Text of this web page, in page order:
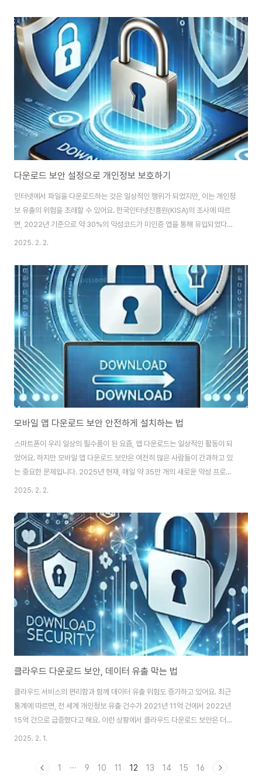
히 알아보려고 해요.회사 네트워크 보안의 중요성회사 네트워크에서의 안전한
다운로드는 단순히 개인의 문제가 아니라 기업 전체의 보안과 직결돼요. 한국
인터넷진흥원(KISA)의 '2024년 하반기 사이버 위협 동향 보고서'에 따르면,
전체 침해사고 신고 건수는 988건으로 전년 하반기 대비 61% 급증했어요. 특
히 서버해킹이 553건으로 가..
다운로드 보안 설정으로 개인정보 보호하기
인터넷에서 파일을 다운로드하는 것은 일상적인 행위가 되었지만, 이는 개인정
보 유출의 위험을 초래할 수 있어요. 한국인터넷진흥원(KISA)의 조사에 따르
면, 2022년 기준으로 약 30%의 악성코드가 미인증 앱을 통해 유입되었다고
해요. 이는 무분별한 다운로드의 위험성을 잘 보여주는 통계입니다. 오늘은 다
니다.다운로드 보안의 중요성다운로드 보안은 단순히 귀찮은 절차가 아닌, 우
리의 소중한 개인정보를 지키는 필수적인 방어선이에요. 주요 위험 요소들을
살펴볼까요?악성코드 감염: 다운로드한 파일에 악성코드가 숨어있을 수 있어
요.개인정보 유출: 악성 프로그램이 사용자 몰래 개인정보를 수집할 수 있습니
다.시스템 성능 저하: 불필요한 프로그램이..
2025. 2. 2.
모바일 앱 다운로드 보안 안전하게 설치하는 법
스마트폰이 우리 일상의 필수품이 된 요즘, 앱 다운로드는 일상적인 활동이 되
었어요. 하지만 모바일 앱 다운로드 보안은 여전히 많은 사람들이 간과하고 있
는 중요한 문제입니다. 2025년 현재, 매일 약 35만 개의 새로운 악성 프로그
램이 발견되고 있다고 해요. 이는 우리가 얼마나 주의해야 하는지를 보여주는
방법에 대해 자세히 알아보려고 해요.모바일 앱 다운로드의 위험성모바일 앱
다운로드는 편리하지만, 주의하지 않으면 큰 문제를 일으킬 수 있어요. 불법적
이거나 신뢰할 수 없는 앱을 다운로드하면 스마트폰이 악성코드에 감염될 위험
이 커져요. 더 심각한 것은 이런 악성 프로그램을 통해 개인정보가 유출되어 범
죄에 악용될 수 있다는 거예요.한..
2025. 2. 2.
클라우드 다운로드 보안, 데이터 유출 막는 법
클라우드 서비스의 편리함과 함께 데이터 유출 위험도 증가하고 있어요. 최근
통계에 따르면, 전 세계 개인정보 유출 건수가 2021년 11억 건에서 2022년
15억 건으로 급증했다고 해요. 이런 상황에서 클라우드 다운로드 보안은 더욱
중요해지고 있습니다. 오늘은 클라우드 환경에서 안전하게 데이터를 다운로드
2025. 2. 1.
1 ··· 9 10 11 12 13 14 15 16